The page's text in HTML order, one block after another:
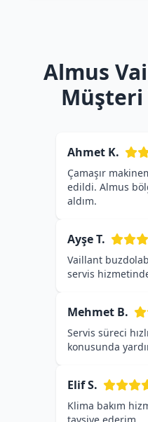
Almus
Müşteri
Ahmet K.
Çamaşır
edildi. Almus
aldım.
Ayşe T.
Vaillant
servis
Mehmet B.
Servis süreci
konusunda
Elif S.
Klima bakım